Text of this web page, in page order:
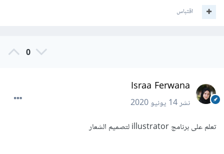
اقتباس
0
Israa Ferwana
نشر14 يونيو 2020
تعلم على برنامج illustrator لتصميم الشعار